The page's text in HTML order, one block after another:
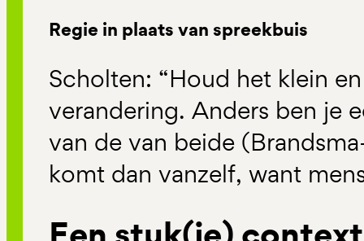
Regie in plaats van spreekbuis
Scholten: “Houd het klein
verandering. Anders ben je
van de van beide
komt dan vanzelf, want